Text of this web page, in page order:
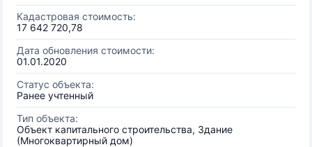
Кадастровая стоимость:
17 642 720,78
Дата обновления стоимости:
01.01.2020
Статус объекта:
Ранее учтенный
Тип объекта:
Объект капитального строительства, Здание
(Многоквартирный дом)